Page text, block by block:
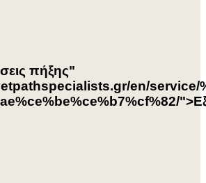
πήξης"
en/service/